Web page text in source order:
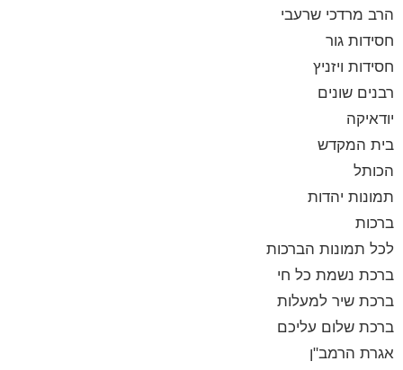
הרב מרדכי שרעבי
חסידות גור
חסידות ויזניץ
רבנים שונים
יודאיקה
בית המקדש
הכותל
תמונות יהדות
ברכות
לכל תמונות הברכות
ברכת נשמת כל חי
ברכת שיר למעלות
ברכת שלום עליכם
אגרת הרמב"ן